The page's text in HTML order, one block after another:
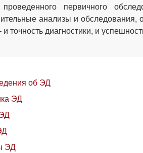
первичного
анализы и обследования,
и точность диагностики, и
об ЭД
ЭД
ЭД